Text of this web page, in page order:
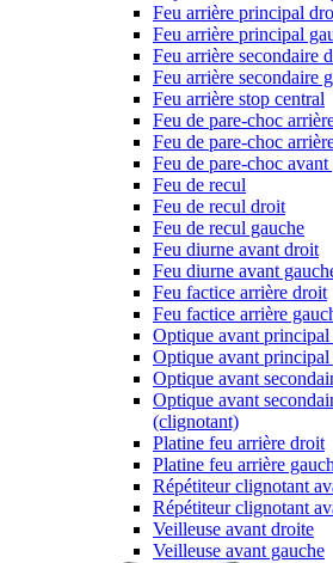
Feu arrière principal
Feu arrière principal
Feu arrière secondaire
Feu arrière secondaire
Feu arrière stop central
Feu de pare-choc
Feu de pare-choc
Feu de pare-choc avant
Feu de recul
Feu de recul droit
Feu de recul gauche
Feu diurne avant droit
Feu diurne avant
Feu factice arrière droit
Feu factice arrière
Optique avant
Optique avant
Optique avant
Optique avant
(clignotant)
Platine feu arrière droit
Platine feu arrière
Répétiteur clignotant
Répétiteur clignotant
Veilleuse avant droite
Veilleuse avant gauche